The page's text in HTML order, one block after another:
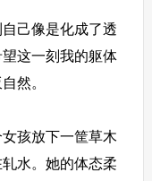
己像是化成了透
这一刻我的躯体
然。
孩放下一筐草木
水。她的体态柔